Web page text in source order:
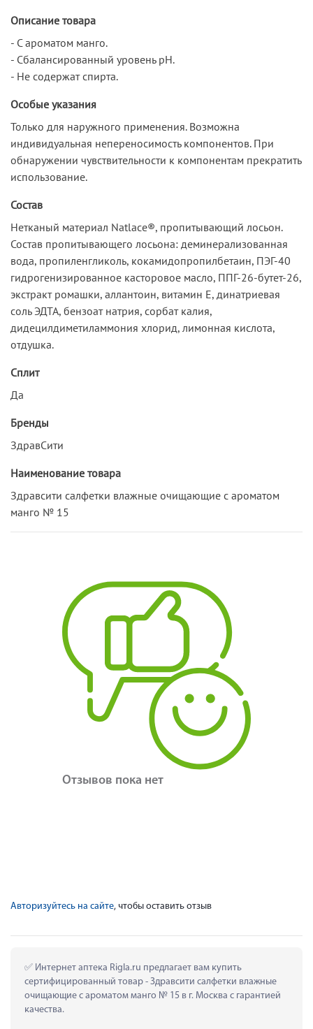
Описание товара
- С ароматом манго.
- Сбалансированный уровень рН.
- Не содержат спирта.
Особые указания
Только для наружного применения. Возможна
индивидуальная непереносимость компонентов. При
обнаружении чувствительности к компонентам прекратить
использование.
Состав
Нетканый материал Natlace®, пропитывающий лосьон.
Состав пропитывающего лосьона: деминерализованная
вода, пропиленгликоль, кокамидопропилбетаин, ПЭГ-40
гидрогенизированное касторовое масло, ППГ-26-бутет-26,
экстракт ромашки, аллантоин, витамин Е, динатриевая
соль ЭДТА, бензоат натрия, сорбат калия,
дидецилдиметиламмония хлорид, лимонная кислота,
отдушка.
Сплит
Да
Бренды
ЗдравСити
Наименование товара
Здравсити салфетки влажные очищающие с ароматом
манго № 15
Отзывов пока нет
Авторизуйтесь на сайте, чтобы оставить отзыв
Интернет аптека Rigla.ru предлагает вам купить
сертифицированный товар - Здравсити салфетки влажные
очищающие с ароматом манго № 15 в г. Москва с гарантией
качества.